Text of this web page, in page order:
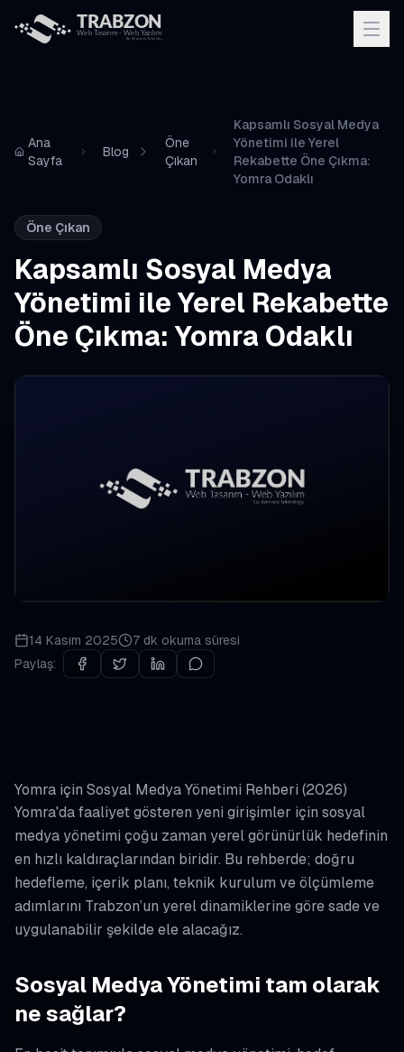
Ana
Sayfa
Blog
Öne
Çıkan
Kapsamlı Sosyal Medya
Yönetimi ile Yerel
Rekabette Öne Çıkma:
Yomra Odaklı
Öne Çıkan
Kapsamlı Sosyal Medya
Yönetimi ile Yerel Rekabette
Öne Çıkma: Yomra Odaklı
14 Kasım 2025 7 dk okuma süresi
Paylaş:
Yomra için Sosyal Medya Yönetimi Rehberi (2026)
Yomra'da faaliyet gösteren yeni girişimler için sosyal
medya yönetimi çoğu zaman yerel görünürlük hedefinin
en hızlı kaldıraçlarından biridir. Bu rehberde; doğru
hedefleme, içerik planı, teknik kurulum ve ölçümleme
adımlarını Trabzon’un yerel dinamiklerine göre sade ve
uygulanabilir şekilde ele alacağız.
Sosyal Medya Yönetimi tam olarak
ne sağlar?